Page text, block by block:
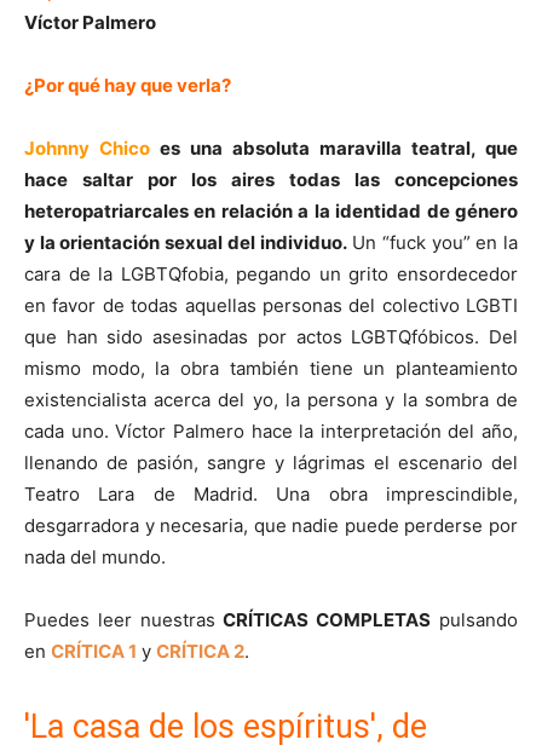
Víctor Palmero
¿Por qué hay que verla?
Johnny Chico es una absoluta maravilla teatral, que
hace saltar por los aires todas las concepciones
heteropatriarcales en relación a la identidad de género
y la orientación sexual del individuo.Un “fuck you” en la
cara de la LGBTQfobia, pegando un grito ensordecedor
en favor de todas aquellas personas del colectivo LGBTI
que han sido asesinadas por actos LGBTQfóbicos. Del
mismo modo, la obra también tiene un planteamiento
existencialista acerca del yo, la persona y la sombra de
cada uno. Víctor Palmero hace la interpretación del año,
llenando de pasión, sangre y lágrimas el escenario del
Teatro Lara de Madrid. Una obra imprescindible,
desgarradora y necesaria, que nadie puede perderse por
nada del mundo.
Puedes leer nuestrasCRÍTICAS COMPLETAS pulsando
en CRÍTICA 1 y CRÍTICA 2.
'La casa de los espíritus', de